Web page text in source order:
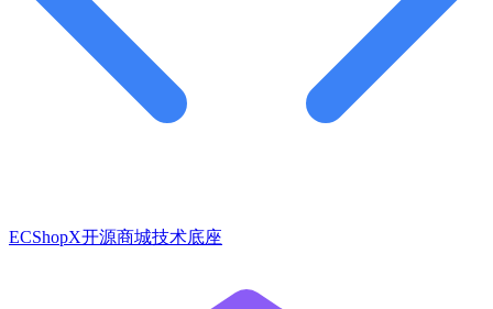
ECShopX开源商城技术底座